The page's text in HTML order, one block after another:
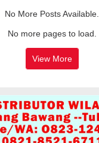
No More Posts Available.
No more pages to load.
View More